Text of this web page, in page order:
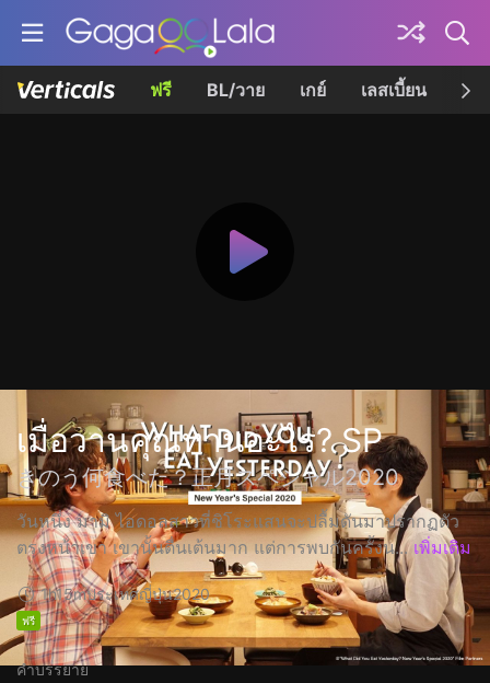
ฟรี BL/วาย เกย์ เลสเบี้ยน เค
เมื่อวานคุณทานอะไร? SP
きのう何食べた？正月スペシャル2020
วันหนึ่ง มามิ ไอดอลสาวที่ชิโระแสนจะปลื้มดันมาปรากฏตัว
ตรงหน้าเขา เขานั้นตื่นเต้นมาก แต่การพบกันครั้งน... เพิ่มเติม
1h15mประเทศญี่ปุ่น2020
ฟรี
คำบรรยาย